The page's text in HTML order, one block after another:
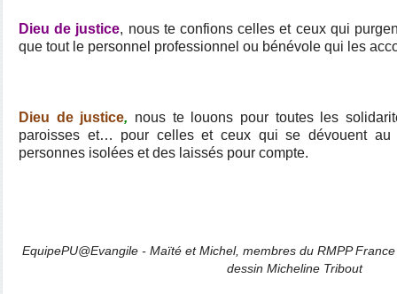
Dieu de justice, nous te confions celles et ceux qui
que tout le personnel professionnel ou bénévole qui les
Dieu de justice, nous te louons pour toutes les
paroisses et… pour celles et ceux qui se dévouent au
personnes isolées et des laissés pour compte.
EquipePU@Evangile - Maïté et Michel, membres du RMPP
dessin Micheline Tribout